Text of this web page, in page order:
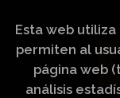
Esta web
permiten al
página web
análisis